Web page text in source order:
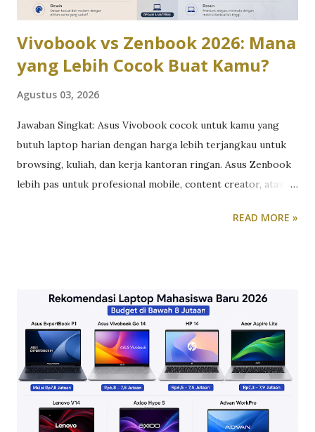
Vivobook vs Zenbook 2026: Mana
yang Lebih Cocok Buat Kamu?
Agustus 03, 2026
Jawaban Singkat: Asus Vivobook cocok untuk kamu yang
butuh laptop harian dengan harga lebih terjangkau untuk
browsing, kuliah, dan kerja kantoran ringan. Asus Zenbook
lebih pas untuk profesional mobile, content creator, atau
yang tipis dan ringan. Perdebatan Vivobook vs Zenbook
laptop Asus 2026. Desain dan Material: Plastik Modern vs
Aluminium Premium Asus Vivobook mengusung desain
plastik atau kombinasi plastik-metal dengan pilihan warna
yang lebih variatif, cocok untuk kamu yang suka tampilan
segar dan kasual. Asus Zenbook naik kelas dengan
konstruksi aluminium unibody yang memberi kesan elegan
dan solid, plus bodi setipis 1,1cm pada beberapa model,
READ MORE »